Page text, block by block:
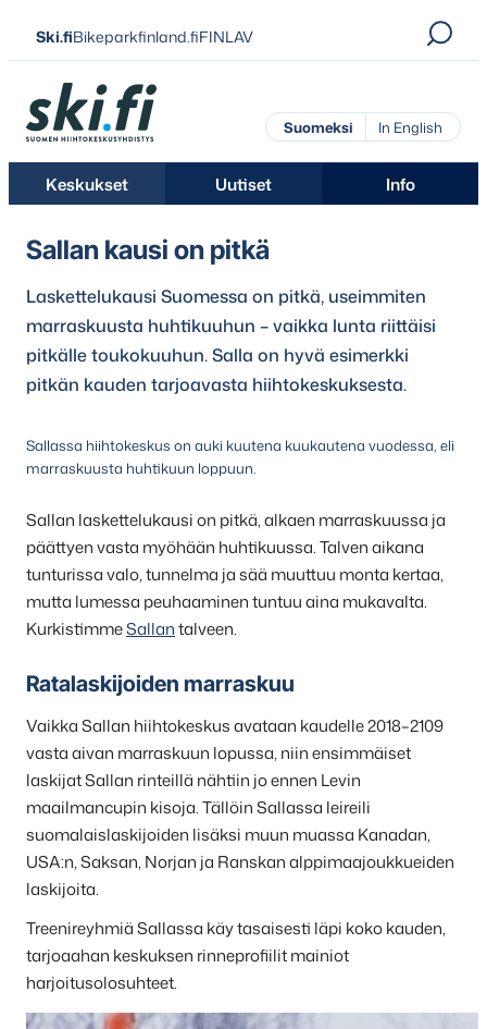
Siirry
suoraan
sisältöön
Ski.fiBikeparkfinland.fiFINLAV
Ski.fi
Suomeksi In English
Keskukset Uutiset Info
Sallan kausi on pitkä
Laskettelukausi Suomessa on pitkä, useimmiten
marraskuusta huhtikuuhun – vaikka lunta riittäisi
pitkälle toukokuuhun. Salla on hyvä esimerkki
pitkän kauden tarjoavasta hiihtokeskuksesta.
Sallassa hiihtokeskus on auki kuutena kuukautena vuodessa, eli
marraskuusta huhtikuun loppuun.
Sallan laskettelukausi on pitkä, alkaen marraskuussa ja
päättyen vasta myöhään huhtikuussa. Talven aikana
tunturissa valo, tunnelma ja sää muuttuu monta kertaa,
mutta lumessa peuhaaminen tuntuu aina mukavalta.
KurkistimmeSallantalveen.
Ratalaskijoiden marraskuu
Vaikka Sallan hiihtokeskus avataan kaudelle 2018–2109
vasta aivan marraskuun lopussa, niin ensimmäiset
laskijat Sallan rinteillä nähtiin jo ennen Levin
maailmancupin kisoja. Tällöin Sallassa leireili
suomalaislaskijoiden lisäksi muun muassa Kanadan,
USA:n, Saksan, Norjan ja Ranskan alppimaajoukkueiden
laskijoita.
Treenireyhmiä Sallassa käy tasaisesti läpi koko kauden,
tarjoaahan keskuksen rinneprofiilit mainiot
harjoitusolosuhteet.